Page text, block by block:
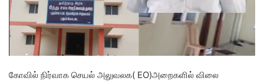
கோவில் நிர்வாக செயல் அலுவலக( EO)அறைகளில் விலை